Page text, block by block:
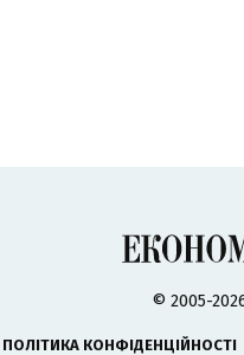
© 2005-
ПОЛІТИКА КОНФІДЕНЦІЙНОСТІ